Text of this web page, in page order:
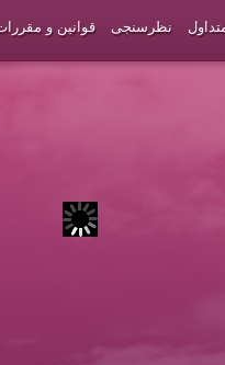
نظرسنجی قوانین و